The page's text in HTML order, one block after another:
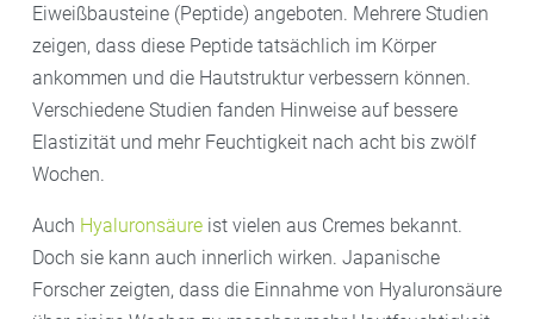
Eiweißbausteine (Peptide) angeboten. Mehrere Studien
zeigen, dass diese Peptide tatsächlich im Körper
ankommen und die Hautstruktur verbessern können.
Verschiedene Studien fanden Hinweise auf bessere
Elastizität und mehr Feuchtigkeit nach acht bis zwölf
Wochen.
Auch Hyaluronsäure ist vielen aus Cremes bekannt.
Doch sie kann auch innerlich wirken. Japanische
Forscher zeigten, dass die Einnahme von Hyaluronsäure